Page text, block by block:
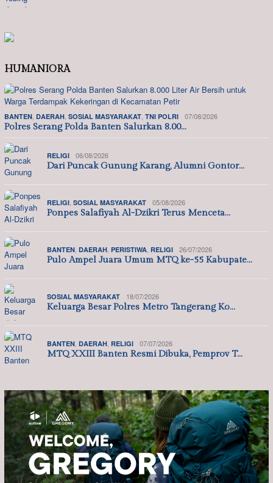
HUMANIORA
BANTEN DAERAH SOSIAL MASYARAKAT TNI POLRI 07/08/2026
Polres Serang Polda Banten Salurkan 8.00…
RELIGI 06/08/2026
Dari Puncak Gunung Karang, Alumni Gontor…
RELIGI SOSIAL MASYARAKAT 05/08/2026
Ponpes Salafiyah Al-Dzikri Terus Menceta…
BANTEN DAERAH PERISTIWA RELIGI 26/07/2026
Pulo Ampel Juara Umum MTQ ke-55 Kabupate…
SOSIAL MASYARAKAT 18/07/2026
Keluarga Besar Polres Metro Tangerang Ko…
BANTEN DAERAH RELIGI 07/07/2026
MTQ XXIII Banten Resmi Dibuka, Pemprov T…